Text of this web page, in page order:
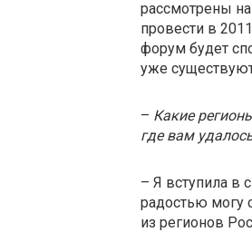
рассмотрены
провести в
форум будет
уже
– Какие
где вам
– Я вступила в
радостью могу
из регионов